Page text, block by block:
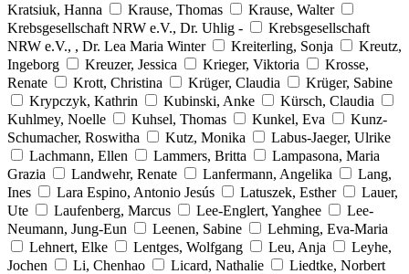
Kratsiuk, Hanna
Krause, Thomas
Krause, Walter
Krebsgesellschaft NRW e.V., Dr. Uhlig -
Krebsgesellschaft
NRW e.V., , Dr. Lea Maria Winter
Kreiterling, Sonja
Kreutz,
Ingeborg
Kreuzer, Jessica Krieger, Viktoria
Krosse,
Renate
Krott, Christina Krüger, Claudia
Krüger, Sabine
Krypczyk, Kathrin
Kubinski, Anke
Kürsch, Claudia
Kuhlmey, Noelle
Kuhsel, Thomas Kunkel, Eva
Kunz-
Schumacher, Roswitha
Kutz, Monika
Labus-Jaeger, Ulrike
Lachmann, Ellen
Lammers, Britta
Lampasona, Maria
Grazia
Landwehr, Renate Lanfermann, Angelika
Lang,
Ines
Lara Espino, Antonio Jesús Latuszek, Esther
Lauer,
Ute
Laufenberg, Marcus Lee-Englert, Yanghee
Lee-
Neumann, Jung-Eun
Leenen, Sabine
Lehming, Eva-Maria
Lehnert, Elke
Lentges, Wolfgang Leu, Anja
Leyhe,
Jochen
Li, Chenhao Licard, Nathalie
Liedtke, Norbert